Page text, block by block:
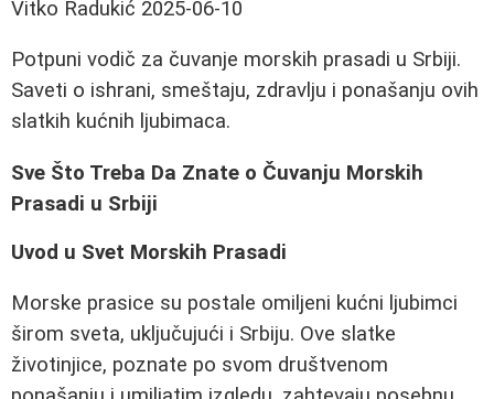
Vitko Radukić 2025-06-10
Potpuni vodič za čuvanje morskih prasadi u Srbiji.
Saveti o ishrani, smeštaju, zdravlju i ponašanju ovih
slatkih kućnih ljubimaca.
Sve Što Treba Da Znate o Čuvanju Morskih
Prasadi u Srbiji
Uvod u Svet Morskih Prasadi
Morske prasice su postale omiljeni kućni ljubimci
širom sveta, uključujući i Srbiju. Ove slatke
životinjice, poznate po svom društvenom